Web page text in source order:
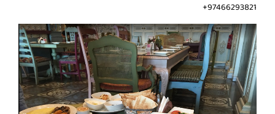
97466293821+